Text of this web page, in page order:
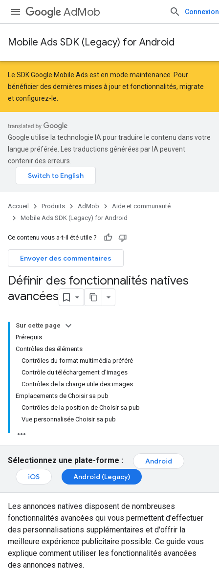
AdMob Connexion
Mobile Ads SDK (Legacy) for Android
Le SDK Google Mobile Ads est en mode maintenance. Pour
bénéficier des dernières mises à jour et fonctionnalités, migrate
etconfigurez-le
Google utilise la technologie IA pour traduire le contenu dans votre
langue préférée. Les traductions générées par IA peuvent
contenir des erreurs.
Accueil Produits AdMob
Aide et communauté
Mobile Ads SDK (Legacy) for Android
Ce contenu vous a-t-il été utile ?
Envoyer des commentaires
Définir des fonctionnalités natives
avancées
Sur cette page
Prérequis
Contrôles des éléments
Contrôles du format multimédia préféré
Contrôle du téléchargement d'images
Contrôles de la charge utile des images
Emplacements de Choisir sa pub
Contrôles de la position de Choisir sa pub
Vue personnalisée Choisir sa pub
Sélectionnez une plate-forme :
Android
iOS
Android (Legacy)
Les annonces natives disposent de nombreuses
fonctionnalités avancées qui vous permettent d'effectuer
des personnalisations supplémentaires et d'offrir la
meilleure expérience publicitaire possible. Ce guide vous
explique comment utiliser les fonctionnalités avancées
des annonces natives.